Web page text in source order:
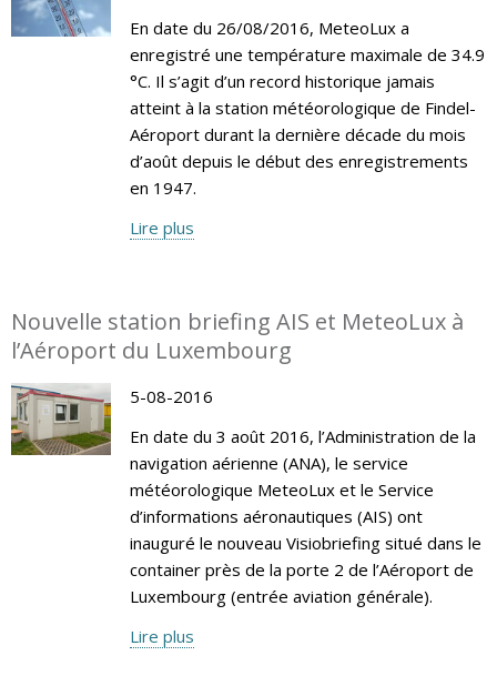
En date du 26/08/2016, MeteoLux a
enregistré une température maximale de 34.9
°C. Il s’agit d’un record historique jamais
atteint à la station météorologique de Findel-
Aéroport durant la dernière décade du mois
d’août depuis le début des enregistrements
en 1947.
Lire plus
Nouvelle station briefing AIS et MeteoLux à
l’Aéroport du Luxembourg
5-08-2016
En date du 3 août 2016, l’Administration de la
navigation aérienne (ANA), le service
météorologique MeteoLux et le Service
d’informations aéronautiques (AIS) ont
inauguré le nouveau Visiobriefing situé dans le
container près de la porte 2 de l’Aéroport de
Luxembourg (entrée aviation générale).
Lire plus